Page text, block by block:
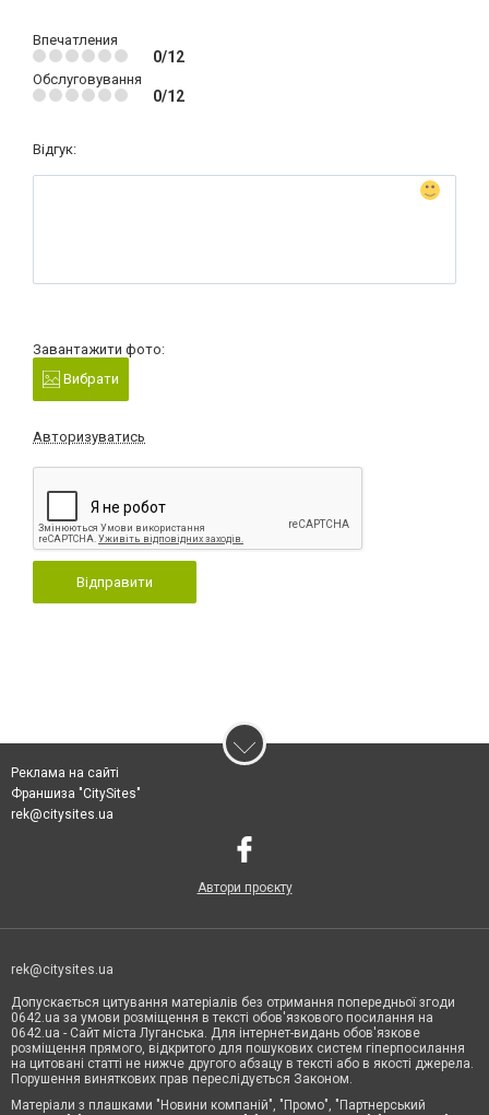
Впечатления
0/12
Обслуговування
0/12
Відгук:
Завантажити фото:
Вибрати
Авторизуватись
Відправити
Реклама на сайті
Франшиза "CitySites"
rek@citysites.ua
Автори проєкту
rek@citysites.ua
Допускається цитування матеріалів без отримання попередньої згоди
0642.ua за умови розміщення в тексті обов'язкового посилання на
0642.ua - Сайт міста Луганська. Для інтернет-видань обов'язкове
розміщення прямого, відкритого для пошукових систем гіперпосилання
на цитовані статті не нижче другого абзацу в тексті або в якості джерела.
Порушення виняткових прав переслідується Законом.
Матеріали з плашками "Новини компаній", "Промо", "Партнерський